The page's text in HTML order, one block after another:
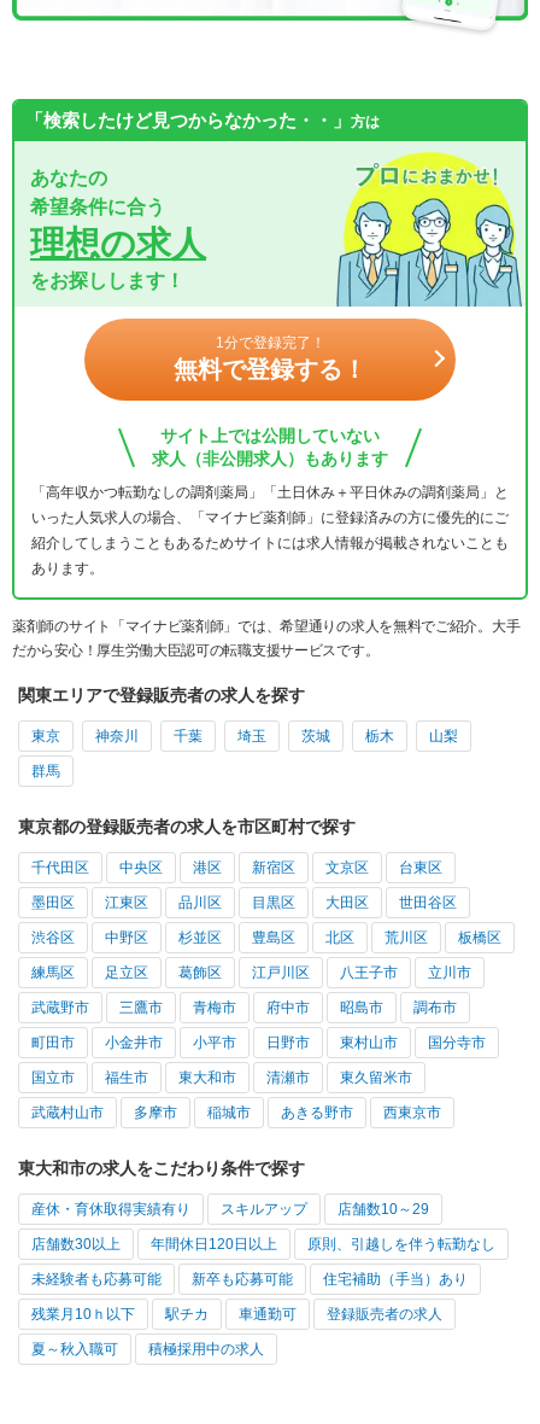
「検索したけど見つからなかった・・」 方は
あなたの
希望条件に合う
理想の求人
をお探しします！
1分で登録完了！
無料で登録する！
サイト上では公開していない
求人（非公開求人）もあります
「高年収かつ転勤なしの調剤薬局」「土日休み＋平日休みの調剤薬局」と
いった人気求人の場合、「マイナビ薬剤師」に登録済みの方に優先的にご
紹介してしまうこともあるためサイトには求人情報が掲載されないことも
あります。
薬剤師のサイト「マイナビ薬剤師」では、希望通りの求人を無料でご紹介。大手
だから安心！厚生労働大臣認可の転職支援サービスです。
関東エリアで登録販売者の求人を探す
東京 神奈川 千葉 埼玉 茨城 栃木 山梨
群馬
東京都の登録販売者の求人を市区町村で探す
千代田区 中央区 港区 新宿区 文京区 台東区
墨田区 江東区 品川区 目黒区 大田区 世田谷区
渋谷区 中野区 杉並区 豊島区 北区 荒川区 板橋区
練馬区 足立区 葛飾区 江戸川区 八王子市 立川市
武蔵野市 三鷹市 青梅市 府中市 昭島市 調布市
町田市 小金井市 小平市 日野市 東村山市 国分寺市
国立市 福生市 東大和市 清瀬市 東久留米市
武蔵村山市 多摩市 稲城市 あきる野市 西東京市
東大和市の求人をこだわり条件で探す
産休・育休取得実績有り スキルアップ 店舗数10～29
店舗数30以上 年間休日120日以上 原則、引越しを伴う転勤なし
未経験者も応募可能 新卒も応募可能 住宅補助（手当）あり
残業月10ｈ以下 駅チカ 車通勤可 登録販売者の求人
夏～秋入職可 積極採用中の求人